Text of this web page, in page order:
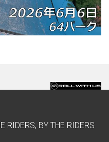
RIDERS, BY THE RIDERS